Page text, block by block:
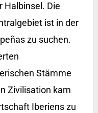
Halbinsel. Die
ist in der
zu suchen.
Stämme
Zivilisation kam
Iberiens zu